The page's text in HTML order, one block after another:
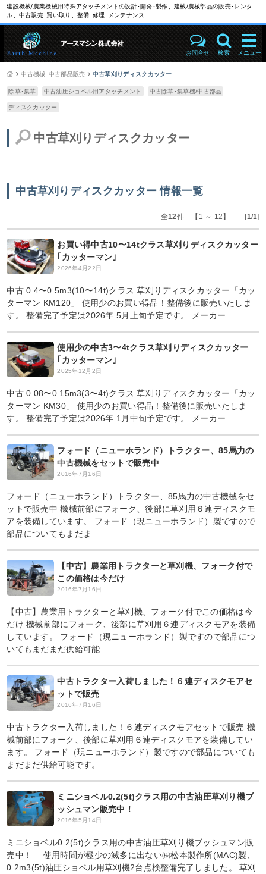
建設機械/農業機械用特殊アタッチメントの設計･開発･製作、建械/農械部品の販売･レンタ
ル、中古販売･買い取り、整備･修理･メンテナンス
お問合せ 検索 メニュー
中古機械･中古部品販売 中古草刈りディスクカッター
除草･集草 中古油圧ショベル用アタッチメント 中古除草･集草機/中古部品
ディスクカッター
中古草刈りディスクカッター
中古草刈りディスクカッター 情報一覧
全12件 【1 ～ 12】 [1/1]
お買い得中古10〜14tクラス草刈りディスクカッター
｢カッターマン｣
2026年4月22日
中古 0.4〜0.5m3(10〜14t)クラス 草刈りディスクカッター「カッ
ターマン KM120」 使用少のお買い得品！整備後に販売いたしま
す。 整備完了予定は2026年 5月上旬予定です。 メーカー
使用少の中古3〜4tクラス草刈りディスクカッター
｢カッターマン｣
2025年12月2日
中古 0.08〜0.15m3(3〜4t)クラス 草刈りディスクカッター「カッ
ターマン KM30」 使用少のお買い得品！整備後に販売いたしま
す。 整備完了予定は2026年 1月中旬予定です。 メーカー
フォード（ニューホランド）トラクター、85馬力の
中古機械をセットで販売中
2016年7月16日
フォード（ニューホランド）トラクター、85馬力の中古機械をセ
ットで販売中 機械前部にフォーク、後部に草刈用６連ディスクモ
アを装備しています。 フォード（現ニューホランド）製ですので
部品についてもまだま
【中古】農業用トラクターと草刈機、フォーク付で
この価格は今だけ
2016年7月16日
【中古】農業用トラクターと草刈機、フォーク付でこの価格は今
だけ 機械前部にフォーク、後部に草刈用６連ディスクモアを装備
しています。 フォード（現ニューホランド）製ですので部品につ
いてもまだまだ供給可能
中古トラクター入荷しました！６連ディスクモアセ
ットで販売
2016年7月16日
中古トラクター入荷しました！６連ディスクモアセットで販売 機
械前部にフォーク、後部に草刈用６連ディスクモアを装備してい
ます。 フォード（現ニューホランド）製ですので部品についても
まだまだ供給可能です。
ミニショベル0.2(5t)クラス用の中古油圧草刈り機ブ
ッシュマン販売中！
2016年5月14日
ミニショベル0.2(5t)クラス用の中古油圧草刈り機ブッシュマン販
売中！ 使用時間が極少の滅多に出ない㈱松本製作所(MAC)製、
0.2m3(5t)油圧ショベル用草刈機2台点検整備完了しました。 草刈